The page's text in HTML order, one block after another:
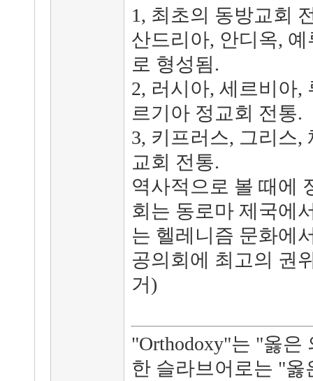
1, 최초의 동방교회
산드리아, 안디옥,
로 형성됨.
2, 러시아, 세르비아,
르기아 정교회 전통.
3, 키프러스, 그리스,
교회 전통.
역사적으로 볼 때에
회는 동로마 제국에
는 헬레니즘 문화에
공의회에 최고의 권
거)
"Orthodoxy"는 "옳
한 슬라브어로는 "